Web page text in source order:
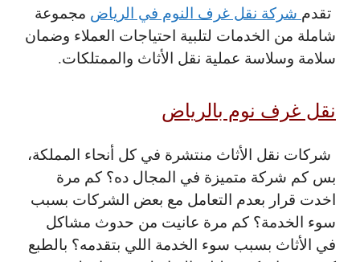
تقدم شركة نقل غرف النوم في الرياض مجموعة
شاملة من الخدمات لتلبية احتياجات العملاء وضمان
سلامة وسلاسة عملية نقل الأثاث والممتلكات.
نقل غرف نوم بالرياض
شركات نقل الأثاث منتشرة في كل أنحاء المملكة،
بس كم شركة متميزة في المجال ده؟ كم مرة
اخدت قرار بعدم التعامل مع بعض الشركات بسبب
سوء الخدمة؟ كم مرة عانيت من حدوث مشاكل
في الأثاث بسبب سوء الخدمة اللي بتقدمه؟ بالطبع